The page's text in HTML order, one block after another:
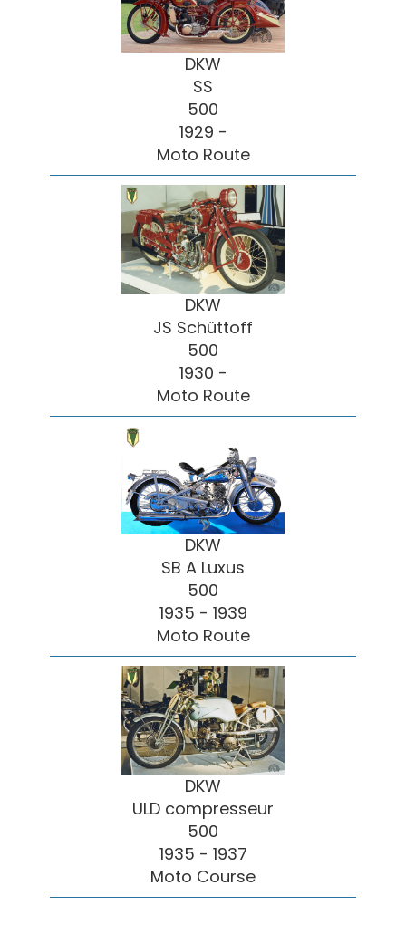
DKW
SS
500
1929 -
Moto Route
DKW
JS Schüttoff
500
1930 -
Moto Route
DKW
SB A Luxus
500
1935 - 1939
Moto Route
DKW
ULD compresseur
500
1935 - 1937
Moto Course